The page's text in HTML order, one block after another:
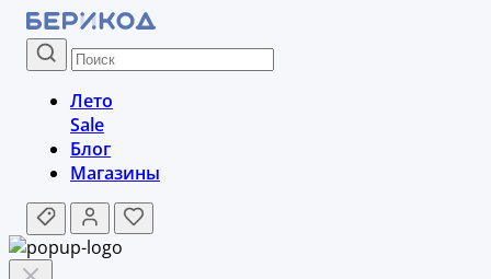
Лето
Sale
Блог
Магазины